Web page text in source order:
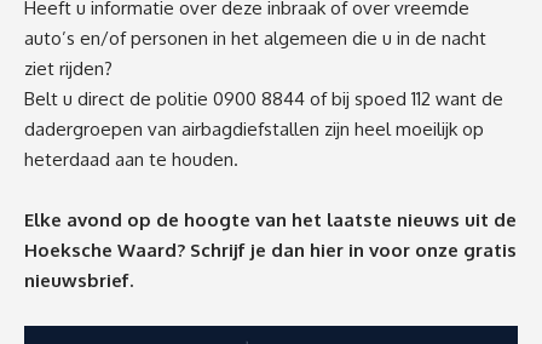
Heeft u informatie over deze inbraak of over vreemde
auto’s en/of personen in het algemeen die u in de nacht
ziet rijden?
Belt u direct de politie 0900 8844 of bij spoed 112 want de
dadergroepen van airbagdiefstallen zijn heel moeilijk op
heterdaad aan te houden.
Elke avond op de hoogte van het laatste nieuws uit de
Hoeksche Waard? Schrijf je dan hier in voor onze gratis
nieuwsbrief.